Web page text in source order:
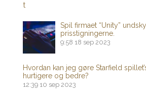
Spil firmaet “Unity”
prisstigningerne.
9:58 18 sep 2023
Hvordan kan jeg gøre Starfield
hurtigere og bedre?
12:39 10 sep 2023